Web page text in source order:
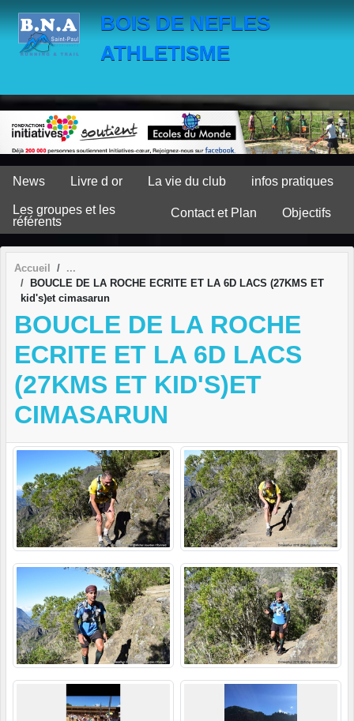
BOIS DE NEFLES
ATHLETISME
News Livre d or La vie du club infos pratiques
Les groupes et les
référents
Contact et Plan Objectifs
Accueil
BOUCLE DE LA ROCHE ECRITE ET LA 6D LACS (27KMS ET
kid's)et cimasarun
BOUCLE DE LA ROCHE
ECRITE ET LA 6D LACS
(27KMS ET KID'S)ET
CIMASARUN